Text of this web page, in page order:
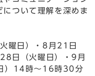
ついて理解を深めま
曜日）・8月21日
日（火曜日）・9月
）14時～16時30分